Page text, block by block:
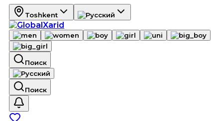
Toshkent
Поиск
Поиск